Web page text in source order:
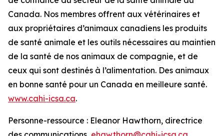
Canada. Nos membres offrent aux vétérinaires et
aux propriétaires d’animaux canadiens les produits
de santé animale et les outils nécessaires au maintien
de la santé de nos animaux de compagnie, et de
ceux qui sont destinés à l’alimentation. Des animaux
en bonne santé pour un Canada en meilleure santé.
www.cahi-icsa.ca.
Personne-ressource : Eleanor Hawthorn, directrice